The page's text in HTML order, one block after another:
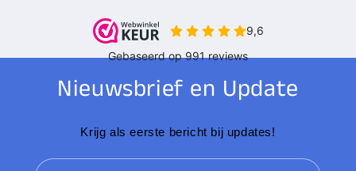
Nieuwsbrief en Update
Krijg als eerste bericht bij updates!